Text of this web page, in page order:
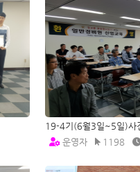
19-4기(6월3일~5일)사
운영자
1198